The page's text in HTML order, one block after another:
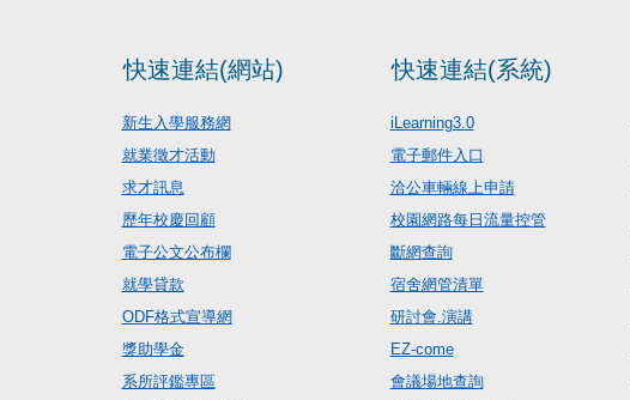
快速連結(網站)
新生入學服務網
就業徵才活動
求才訊息
歷年校慶回顧
電子公文公布欄
就學貸款
ODF格式宣導網
獎助學金
系所評鑑專區
快速連結(系統)
iLearning3.0
電子郵件入口
洽公車輛線上申請
校園網路每日流量控管
斷網查詢
宿舍網管清單
研討會.演講
EZ-come
會議場地查詢